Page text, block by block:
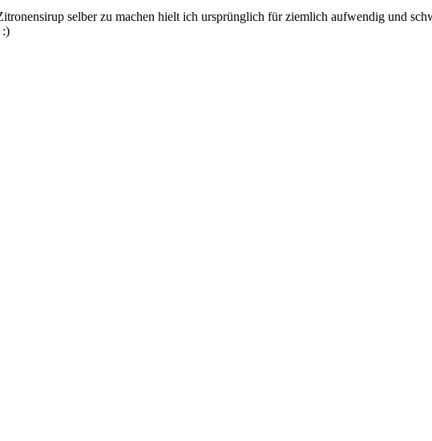
selber zu machen hielt ich ursprünglich für ziemlich aufwendig und
:)